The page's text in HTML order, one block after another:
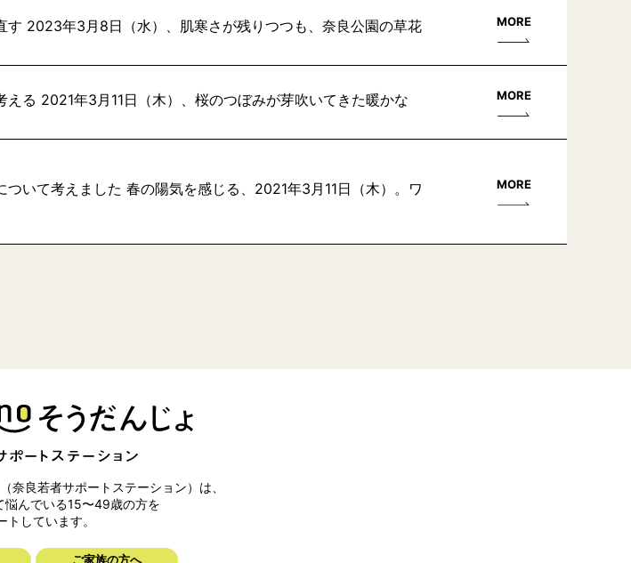
す 2023年3月8日（水）、肌寒さが残りつつも、奈良公園の草花
MORE
る 2021年3月11日（木）、桜のつぼみが芽吹いてきた暖かな
MORE
いて考えました 春の陽気を感じる、2021年3月11日（木）。ワ
MORE
奈良若者サポートステーション）は、
悩んでいる15〜49歳の方を
トしています。
ご家族の方へ